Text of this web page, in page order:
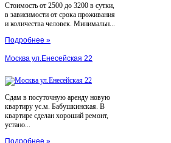
Стоимость от 2500 до 3200 в сутки,
в зависимости от срока проживания
и количества человек. Минимальн...
Подробнее »
Москва ул.Енесейская 22
Сдам в посуточную аренду новую
квартиру ус.м. Бабушкинская. В
квартире сделан хороший ремонт,
устано...
Подробнее »